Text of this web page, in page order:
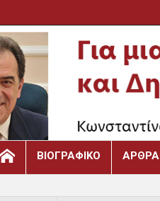
ΒΙΟΓΡΑΦΙΚΌ ΆΡΘΡΑ